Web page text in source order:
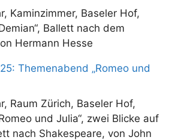
Kaminzimmer, Baseler Hof,
Ballett nach dem
Hermann Hesse
Themenabend „Romeo und
Raum Zürich, Baseler Hof,
und Julia“, zwei Blicke auf
nach Shakespeare, von John